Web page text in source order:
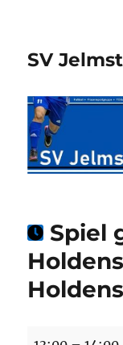
SV
Spiel